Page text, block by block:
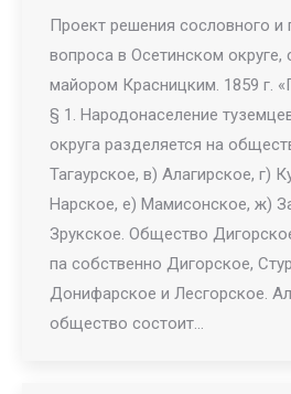
Проект решения сословного и
вопроса в Осетинском округе,
майором Красницким. 1859 г.
§ 1. Народонаселение
округа разделяется на
Тагаурское, в) Алагирское, г)
Нарское, е) Мамисонское, ж)
Зрукское. Общество
па собственно Дигорское,
Донифарское и Лесгорское.
общество состоит…